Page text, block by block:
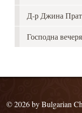
Д-р Джина Прат
Господна
© 2026 by Bulgarian